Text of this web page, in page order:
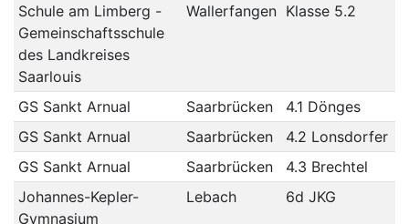
Schule am Limberg -
Gemeinschaftsschule
des Landkreises
Saarlouis
Wallerfangen Klasse 5.2
GS Sankt Arnual Saarbrücken
4.1 Dönges
GS Sankt Arnual
Saarbrücken
4.2 Lonsdorfer
GS Sankt Arnual
Saarbrücken
4.3 Brechtel
Johannes-Kepler-
Gymnasium
Lebach 6d JKG